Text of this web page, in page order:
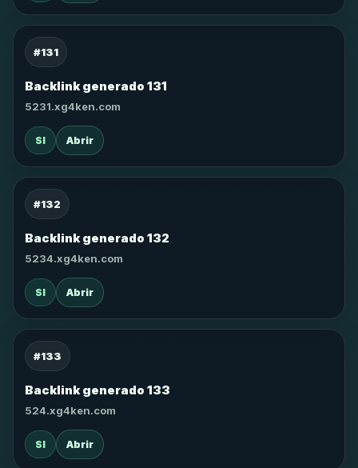
#131
Backlink generado 131
5231.xg4ken.com
SI Abrir
#132
Backlink generado 132
5234.xg4ken.com
SI Abrir
#133
Backlink generado 133
524.xg4ken.com
SI Abrir